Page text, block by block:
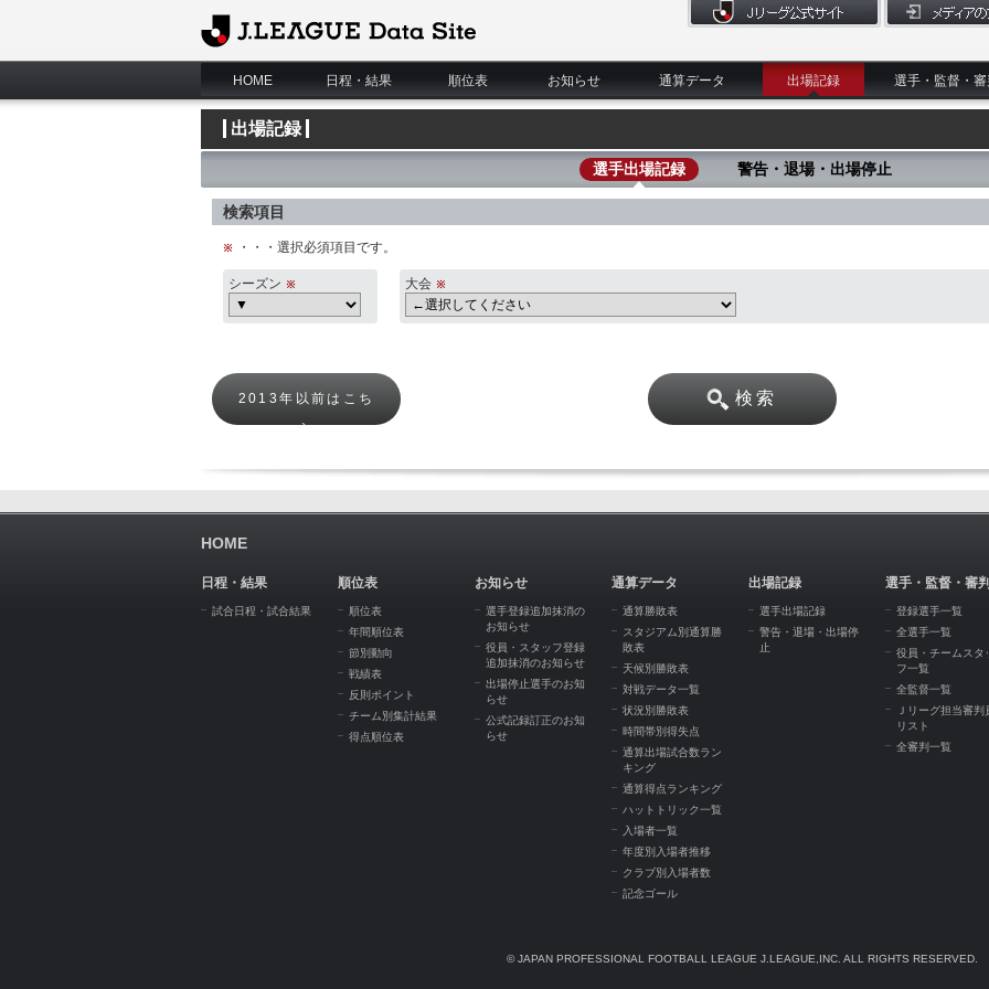
J.League Data Site
HOME 日程・結果 順位表 お知らせ 通算データ 出場記録 選手・監督・審
出場記録
選手出場記録 警告・退場・出場停止
検索項目
・・・選択必須項目です。
シーズン 大会
2013年以前はこち
ら
検索
HOME
日程・結果
試合日程・試合結果
順位表
順位表
年間順位表
節別動向
戦績表
反則ポイント
チーム別集計結果
得点順位表
お知らせ
選手登録追加抹消の
お知らせ
役員・スタッフ登録
追加抹消のお知らせ
出場停止選手のお知
らせ
公式記録訂正のお知
らせ
通算データ
通算勝敗表
スタジアム別通算勝
敗表
天候別勝敗表
対戦データ一覧
状況別勝敗表
時間帯別得失点
通算出場試合数ラン
キング
通算得点ランキング
ハットトリック一覧
入場者一覧
年度別入場者推移
クラブ別入場者数
記念ゴール
出場記録
選手出場記録
警告・退場・出場停
止
選手・監督・審判
登録選手一覧
全選手一覧
役員・チームスタ
フ一覧
全監督一覧
Ｊリーグ担当審判
リスト
全審判一覧
© JAPAN PROFESSIONAL FOOTBALL LEAGUE J.LEAGUE,INC. ALL RIGHTS RESERVED.